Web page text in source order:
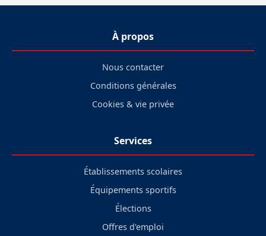
À propos
Nous contacter
Conditions générales
Cookies & vie privée
Services
Établissements scolaires
Équipements sportifs
Élections
Offres d'emploi